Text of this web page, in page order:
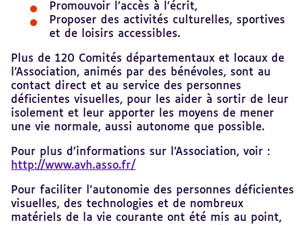
Promouvoir l’accès à l’écrit,
Proposer des activités culturelles, sportives
et de loisirs accessibles.
Plus de 120 Comités départementaux et locaux de
l’Association, animés par des bénévoles, sont au
contact direct et au service des personnes
déficientes visuelles, pour les aider à sortir de leur
isolement et leur apporter les moyens de mener
une vie normale, aussi autonome que possible.
Pour plus d’informations sur l’Association, voir :
http://www.avh.asso.fr/
Pour faciliter l’autonomie des personnes déficientes
visuelles, des technologies et de nombreux
matériels de la vie courante ont été mis au point,